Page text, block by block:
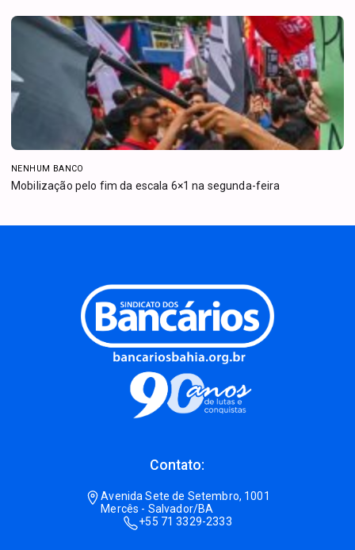
NENHUM BANCO
Mobilização pelo fim da escala 6×1 na segunda-feira
Contato:
Avenida Sete de Setembro, 1001
Mercês - Salvador/BA
+55 71 3329-2333